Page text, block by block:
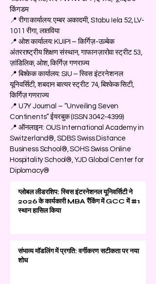
किंगडम
📍 रीगा कार्यालय: एम्बर अकादमी, Stabu Iela 52, LV-
1011 रीगा, लातविया
📍 ओश कार्यालय: KUIPI – किर्गिज़-उज़्बेक
अंतरराष्ट्रीय शिक्षण संस्थान, गाफानज़ारोवा स्ट्रीट 53,
ज़ांडिलिक, ओश, किर्गिज़ गणराज्य
📍 बिश्केक कार्यालय: SIU – स्विस इंटरनेशनल
यूनिवर्सिटी, शबदान बात्यर स्ट्रीट 74, बिश्केक सिटी,
किर्गिज़ गणराज्य
📍 U7Y Journal – “Unveiling Seven
Continents” ईयरबुक (ISSN3042-4399)
📍 ऑनलाइन: OUS International Academy in
Switzerland®, SDBS Swiss Distance
Business School®, SOHS Swiss Online
Hospitality School®, YJD Global Center for
Diplomacy®
ग्लोबल लीडरशिप: स्विस इंटरनेशनल यूनिवर्सिटी ने
2026 के कार्यकारी MBA रैंकिंग में GCC में #1
स्थान हासिल किया
संभाव्य मॉडलिंग में प्रगति: वर्गीकरण सटीकता पर नया
शोध